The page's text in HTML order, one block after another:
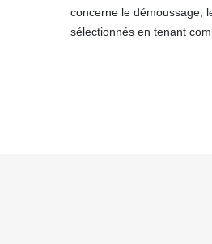
concerne le démoussage,
sélectionnés en tenant